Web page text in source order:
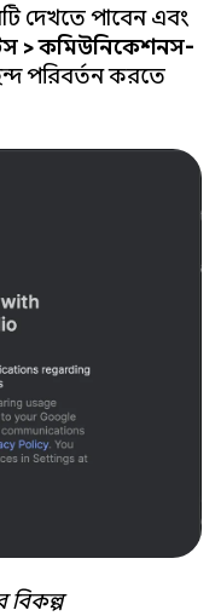
দেখতে পাবেন এবং
> কমিউনিকেশনস-
পরিবর্তন করতে
বিকল্প